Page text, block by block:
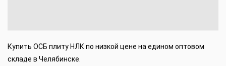
Купить ОСБ плиту НЛК по низкой цене на едином оптовом
складе в Челябинске.